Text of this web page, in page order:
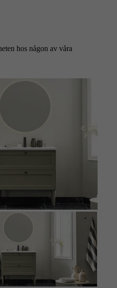
hos någon av våra